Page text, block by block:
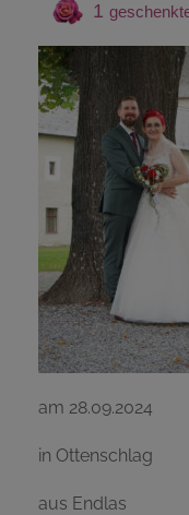
Geburten
Sterbefälle
Gemeinde
Kontakt
1
am 28.09.2024
in Ottenschlag
aus Endlas